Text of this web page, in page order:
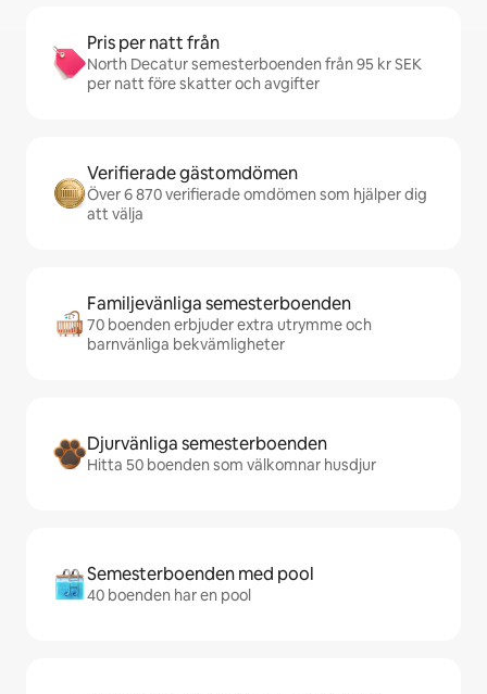
Pris per natt från
North Decatur semesterboenden från 95 kr SEK
per natt före skatter och avgifter
Verifierade gästomdömen
Över 6 870 verifierade omdömen som hjälper dig
att välja
Familjevänliga semesterboenden
70 boenden erbjuder extra utrymme och
barnvänliga bekvämligheter
Djurvänliga semesterboenden
Hitta 50 boenden som välkomnar husdjur
Semesterboenden med pool
40 boenden har en pool